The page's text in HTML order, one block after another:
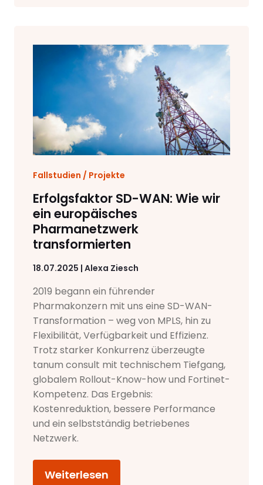
Fallstudien / Projekte
Erfolgsfaktor SD-WAN: Wie wir
ein europäisches
Pharmanetzwerk
transformierten
18.07.2025 | Alexa Ziesch
2019 begann ein führender
Pharmakonzern mit uns eine SD-WAN-
Transformation – weg von MPLS, hin zu
Flexibilität, Verfügbarkeit und Effizienz.
Trotz starker Konkurrenz überzeugte
tanum consult mit technischem Tiefgang,
globalem Rollout-Know-how und Fortinet-
Kompetenz. Das Ergebnis:
Kostenreduktion, bessere Performance
und ein selbstständig betriebenes
Netzwerk.
Weiterlesen